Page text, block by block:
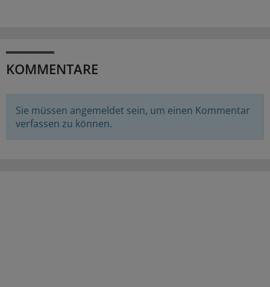
KOMMENTARE
Sie müssen angemeldet sein, um einen Kommentar
verfassen zu können.